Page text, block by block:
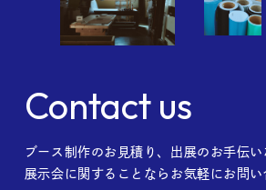
Contact us
ブース制作のお見積り、出展のお手伝い
展示会に関することならお気軽にお問い